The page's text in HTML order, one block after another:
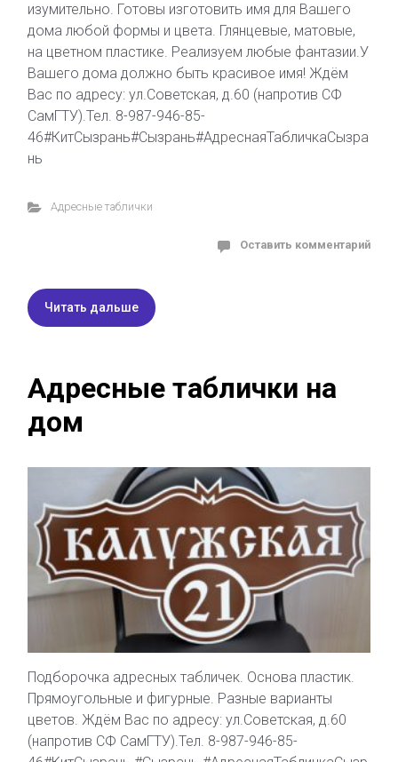
изумительно. Готовы изготовить имя для Вашего
дома любой формы и цвета. Глянцевые, матовые,
на цветном пластике. Реализуем любые фантазии.У
Вашего дома должно быть красивое имя! Ждём
Вас по адресу: ул.Советская, д.60 (напротив СФ
СамГТУ).Тел. 8-987-946-85-
46#КитСызрань#Сызрань#АдреснаяТабличкаСызра
нь
Адресные таблички
Оставить комментарий
Читать дальше
Адресные таблички на
дом
Подборочка адресных табличек. Основа пластик.
Прямоугольные и фигурные. Разные варианты
цветов. Ждём Вас по адресу: ул.Советская, д.60
(напротив СФ СамГТУ).Тел. 8-987-946-85-